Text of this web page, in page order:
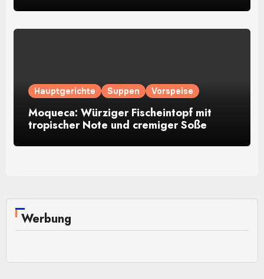
Hauptgerichte Suppen Vorspeise
Moqueca: Würziger Fischeintopf mit
tropischer Note und cremiger Soße
Werbung